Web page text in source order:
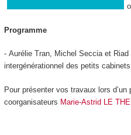
Programme
- Aurélie Tran, Michel Seccia et
intergénérationnel des petits
Pour présenter vos travaux lors
coorganisateurs Marie-Astrid LE